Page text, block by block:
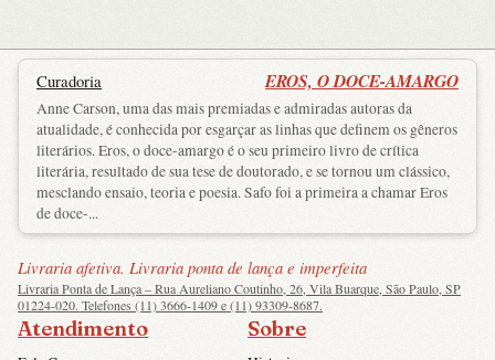
Curadoria EROS, O DOCE-AMARGO
Anne Carson, uma das mais premiadas e admiradas autoras da
atualidade, é conhecida por esgarçar as linhas que definem os gêneros
literários. Eros, o doce-amargo é o seu primeiro livro de crítica
literária, resultado de sua tese de doutorado, e se tornou um clássico,
mesclando ensaio, teoria e poesia. Safo foi a primeira a chamar Eros
de doce-...
Livraria afetiva. Livraria ponta de lança e imperfeita
Livraria Ponta de Lança – Rua Aureliano Coutinho, 26, Vila Buarque, São Paulo, SP
01224-020. Telefones (11) 3666-1409 e (11) 93309-8687.
Atendimento Sobre